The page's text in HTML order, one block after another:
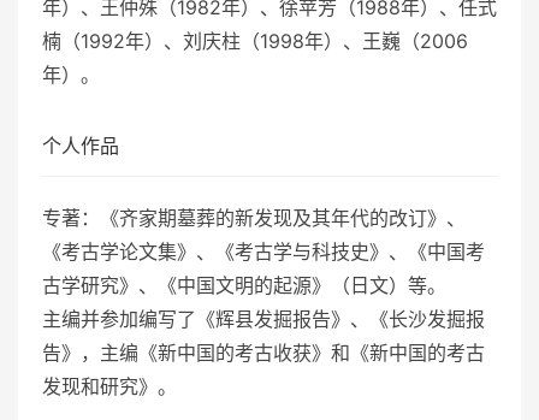
年）、王仲殊（1982年）、徐苹芳（1988年）、任式
楠（1992年）、刘庆柱（1998年）、王巍（2006
年）。
个人作品
专著：《齐家期墓葬的新发现及其年代的改订》、
《考古学论文集》、《考古学与科技史》、《中国考
古学研究》、《中国文明的起源》（日文）等。
主编并参加编写了《辉县发掘报告》、《长沙发掘报
告》，主编《新中国的考古收获》和《新中国的考古
发现和研究》。